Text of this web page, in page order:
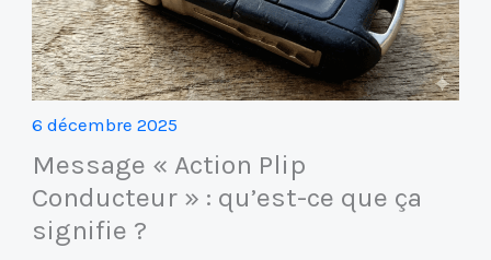
6 décembre 2025
Message « Action Plip
Conducteur » : qu’est-ce que ça
signifie ?